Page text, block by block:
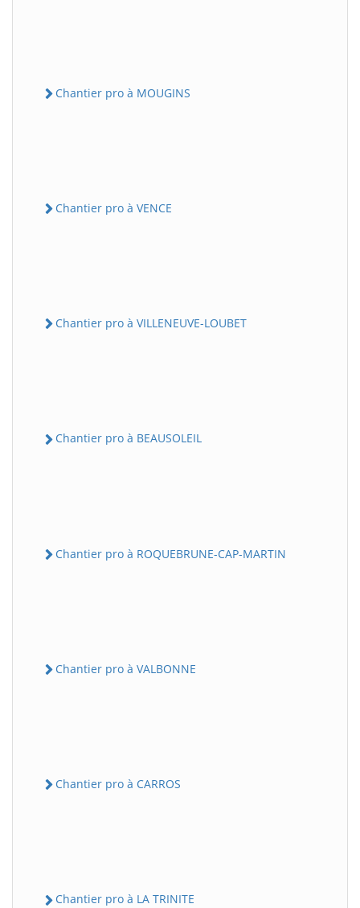
Chantier pro à MOUGINS
Chantier pro à VENCE
Chantier pro à VILLENEUVE-LOUBET
Chantier pro à BEAUSOLEIL
Chantier pro à ROQUEBRUNE-CAP-MARTIN
Chantier pro à VALBONNE
Chantier pro à CARROS
Chantier pro à LA TRINITE